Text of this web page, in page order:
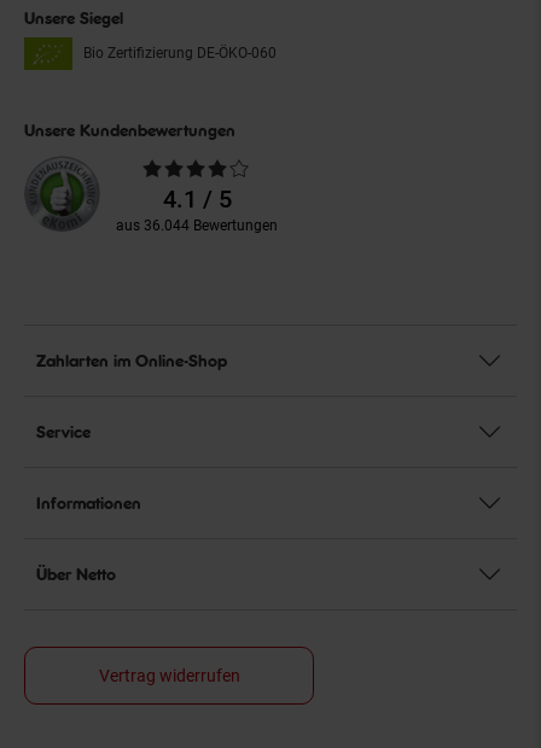
Unsere Siegel
Bio Zertifizierung DE-ÖKO-060
Unsere Kundenbewertungen
Durchschnittliche
Bewertungen4.1 / 5
aus 36.044 Bewertungen
Zahlarten im Online-Shop
Service
Informationen
Über Netto
Vertrag widerrufen